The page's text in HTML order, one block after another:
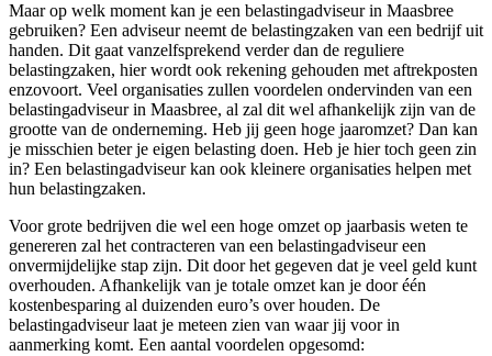
Maar op welk moment kan je een belastingadviseur in Maasbree
gebruiken? Een adviseur neemt de belastingzaken van een bedrijf uit
handen. Dit gaat vanzelfsprekend verder dan de reguliere
belastingzaken, hier wordt ook rekening gehouden met aftrekposten
enzovoort. Veel organisaties zullen voordelen ondervinden van een
belastingadviseur in Maasbree, al zal dit wel afhankelijk zijn van de
grootte van de onderneming. Heb jij geen hoge jaaromzet? Dan kan
je misschien beter je eigen belasting doen. Heb je hier toch geen zin
in? Een belastingadviseur kan ook kleinere organisaties helpen met
hun belastingzaken.
Voor grote bedrijven die wel een hoge omzet op jaarbasis weten te
genereren zal het contracteren van een belastingadviseur een
onvermijdelijke stap zijn. Dit door het gegeven dat je veel geld kunt
overhouden. Afhankelijk van je totale omzet kan je door één
kostenbesparing al duizenden euro’s over houden. De
belastingadviseur laat je meteen zien van waar jij voor in
aanmerking komt. Een aantal voordelen opgesomd: